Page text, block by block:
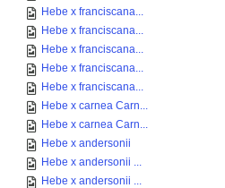
Hebe x franciscana...
Hebe x franciscana...
Hebe x franciscana...
Hebe x franciscana...
Hebe x franciscana...
Hebe x carnea Carn...
Hebe x carnea Carn...
Hebe x andersonii
Hebe x andersonii ...
Hebe x andersonii ...